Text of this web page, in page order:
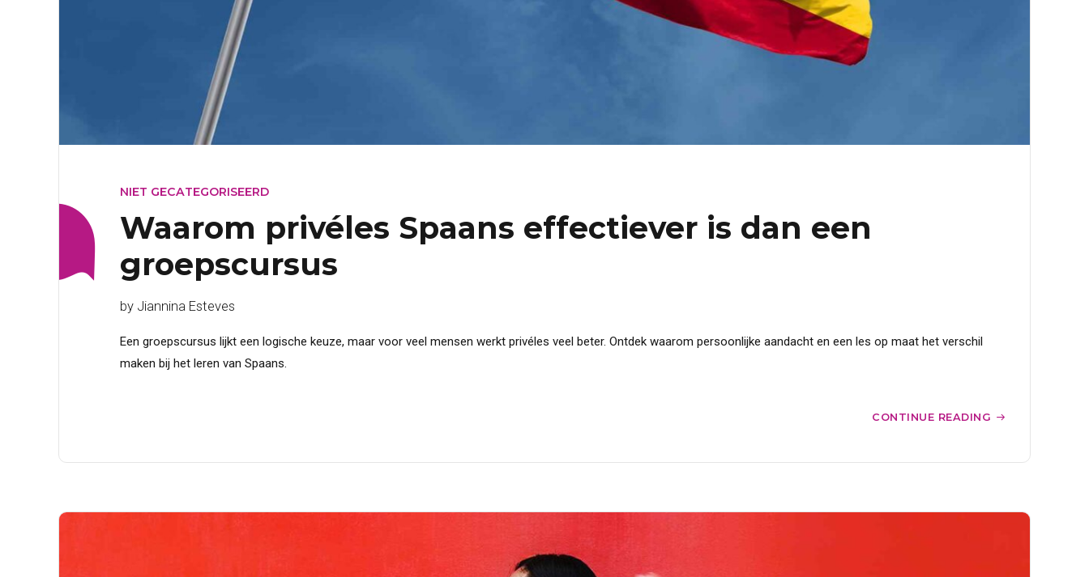
NIET GECATEGORISEERD
Waarom privéles Spaans effectiever is dan een
groepscursus
by Jiannina Esteves
Een groepscursus lijkt een logische keuze, maar voor veel mensen werkt privéles veel beter. Ontdek waarom persoonlijke aandacht en een les op maat het verschil
maken bij het leren van Spaans.
CONTINUE READING